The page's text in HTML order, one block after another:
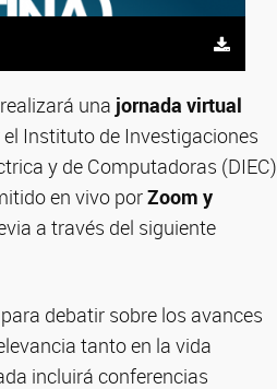
una jornada virtual
Instituto de Investigaciones
y de Computadoras (DIEC)
en vivo porZoom y
a través del siguiente
debatir sobre los avances
tanto en la vida
incluirá conferencias